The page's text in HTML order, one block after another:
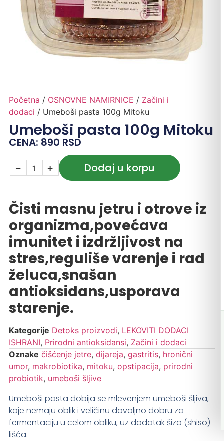
Početna / OSNOVNE NAMIRNICE / Začini i
dodaci / Umeboši pasta 100g Mitoku
Umeboši pasta 100g Mitoku
CENA: 890 RSD
− + Dodaj u korpu
Čisti masnu jetru i otrove iz
organizma,povećava
imunitet i izdržljivost na
stres,reguliše varenje i rad
želuca,snašan
antioksidans,usporava
starenje.
Kategorije Detoks proizvodi, LEKOVITI DODACI
ISHRANI, Prirodni antioksidansi, Začini i dodaci
Oznake čišćenje jetre, dijareja, gastritis, hronični
umor, makrobiotika, mitoku, opstipacija, prirodni
probiotik, umeboši šljive
Umeboši pasta dobija se mlevenjem umeboši šljiva,
koje nemaju oblik i veličinu dovoljno dobru za
fermentaciju u celom obliku, uz dodatak šizo (shiso)
lišća.